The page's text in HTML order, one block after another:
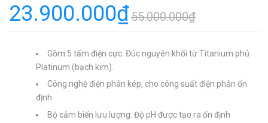
23.900.000₫55.000.000₫
Gồm 5 tấm điện cực. Đúc nguyên khối từ Titanium phủ
Platinum (bạch kim).
Công nghệ điện phân kép, cho công suất điện phân ổn
định
Bộ cảm biến lưu lượng: Độ pH được tạo ra ổn định